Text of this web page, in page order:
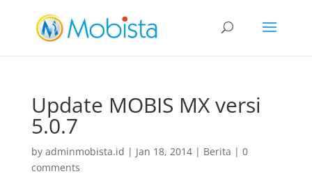
Update MOBIS MX versi
5.0.7
by adminmobista.id | Jan 18, 2014| Berita | 0
comments